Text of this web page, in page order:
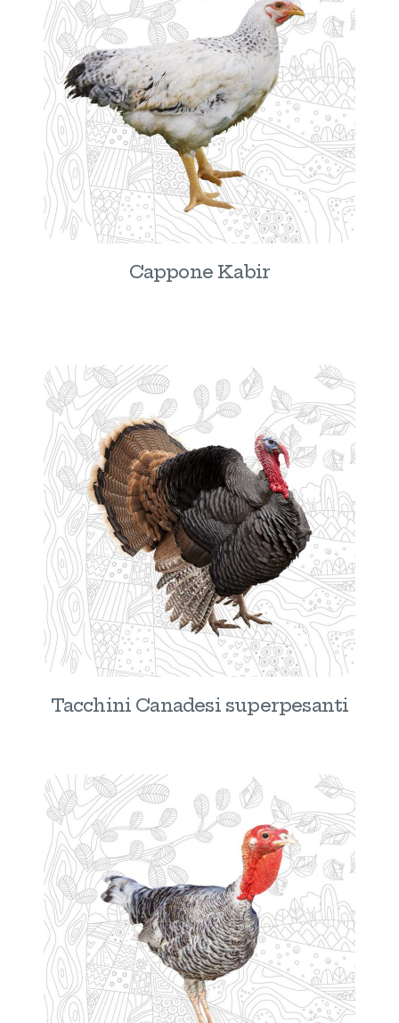
Cappone Kabir
Tacchini Canadesi superpesanti